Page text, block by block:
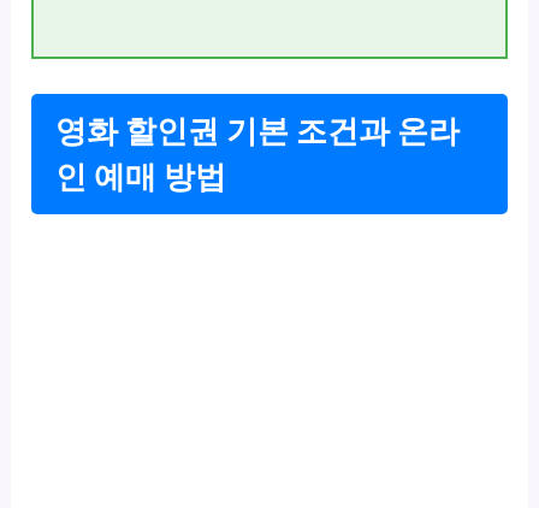
영화 할인권 기본 조건과 온라
인 예매 방법